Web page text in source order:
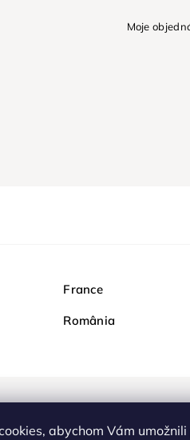
abychom Vám
Moje
France
România